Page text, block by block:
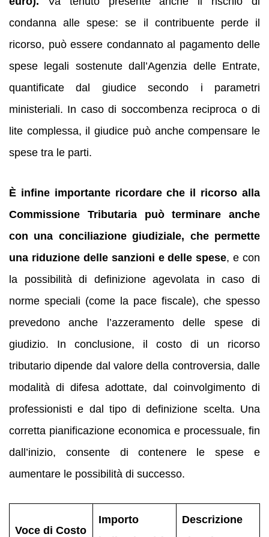
condanna alle spese: se il contribuente perde il
ricorso, può essere condannato al pagamento delle
spese legali sostenute dall’Agenzia delle Entrate,
quantificate dal giudice secondo i parametri
ministeriali. In caso di soccombenza reciproca o di
lite complessa, il giudice può anche compensare le
spese tra le parti.
È infine importante ricordare che il ricorso alla
Commissione Tributaria può terminare anche
con una conciliazione giudiziale, che permette
una riduzione delle sanzioni e delle spese, e con
la possibilità di definizione agevolata in caso di
norme speciali (come la pace fiscale), che spesso
prevedono anche l’azzeramento delle spese di
giudizio. In conclusione, il costo di un ricorso
tributario dipende dal valore della controversia, dalle
modalità di difesa adottate, dal coinvolgimento di
professionisti e dal tipo di definizione scelta. Una
corretta pianificazione economica e processuale, fin
dall’inizio, consente di contenere le spese e
aumentare le possibilità di successo.
Voce di Costo
Importo
Descrizione